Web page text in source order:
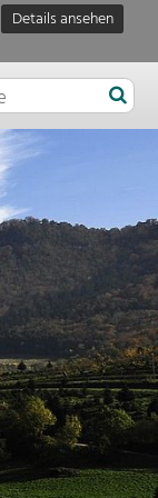
Details ansehen